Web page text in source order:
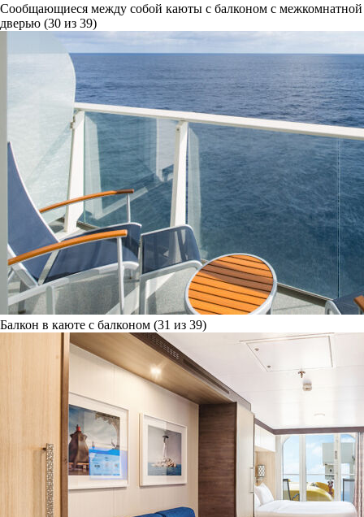
Сообщающиеся между собой каюты с балконом с межкомнатной
дверью (30 из 39)
Балкон в каюте с балконом (31 из 39)